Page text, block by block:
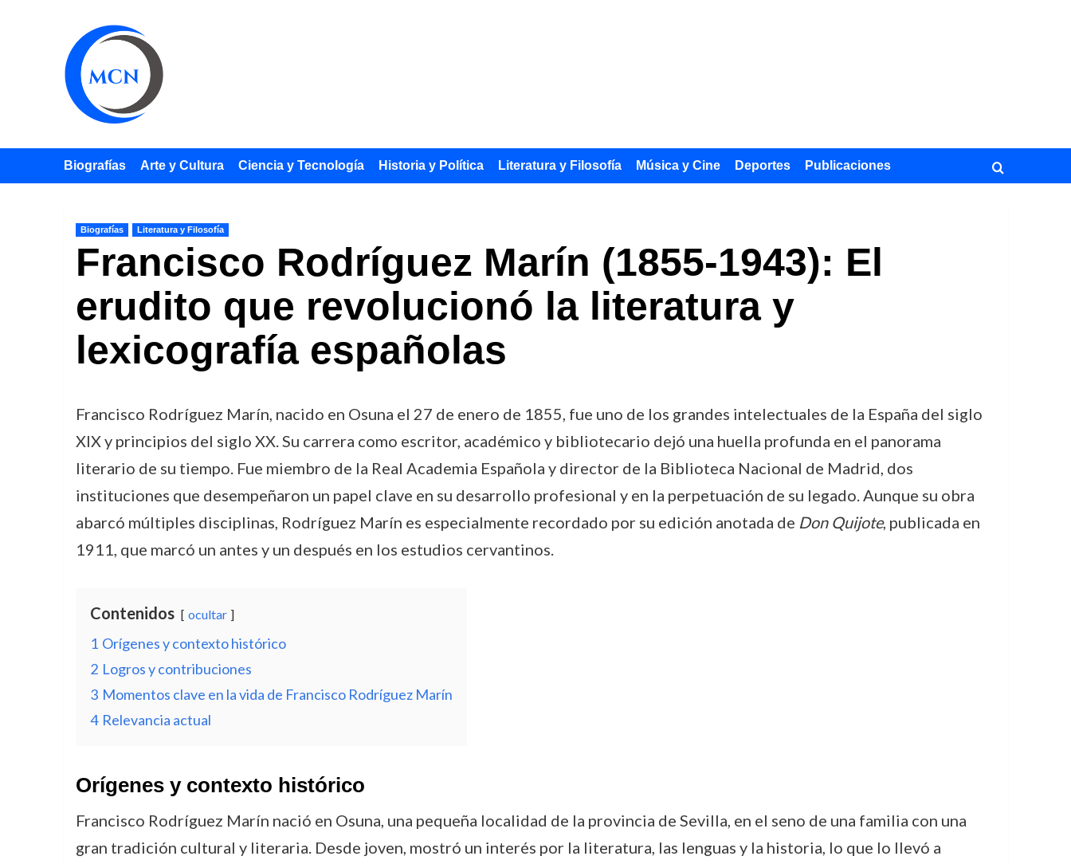
Biografías Arte y Cultura Ciencia y Tecnología Historia y Política Literatura y Filosofía Música y Cine Deportes Publicaciones
Biografías Literatura y Filosofía
Francisco Rodríguez Marín (1855-1943): El
erudito que revolucionó la literatura y
lexicografía españolas
Francisco Rodríguez Marín, nacido en Osuna el 27 de enero de 1855, fue uno de los grandes intelectuales de la España del siglo
XIX y principios del siglo XX. Su carrera como escritor, académico y bibliotecario dejó una huella profunda en el panorama
literario de su tiempo. Fue miembro de la Real Academia Española y director de la Biblioteca Nacional de Madrid, dos
instituciones que desempeñaron un papel clave en su desarrollo profesional y en la perpetuación de su legado. Aunque su obra
abarcó múltiples disciplinas, Rodríguez Marín es especialmente recordado por su edición anotada de Don Quijote, publicada en
1911, que marcó un antes y un después en los estudios cervantinos.
Contenidos ocultar
1 Orígenes y contexto histórico
2 Logros y contribuciones
3 Momentos clave en la vida de Francisco Rodríguez Marín
4 Relevancia actual
Orígenes y contexto histórico
Francisco Rodríguez Marín nació en Osuna, una pequeña localidad de la provincia de Sevilla, en el seno de una familia con una
gran tradición cultural y literaria. Desde joven, mostró un interés por la literatura, las lenguas y la historia, lo que lo llevó a